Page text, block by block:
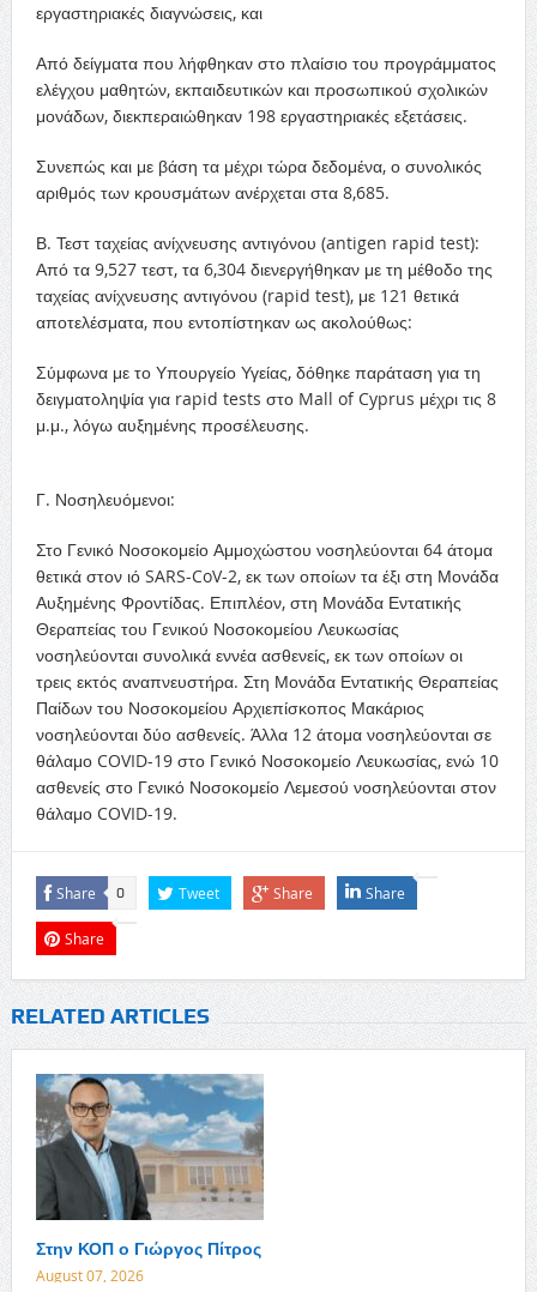
εργαστηριακές διαγνώσεις, και
Από δείγματα που λήφθηκαν στο πλαίσιο του προγράμματος
ελέγχου μαθητών, εκπαιδευτικών και προσωπικού σχολικών
μονάδων, διεκπεραιώθηκαν 198 εργαστηριακές εξετάσεις.
Συνεπώς και με βάση τα μέχρι τώρα δεδομένα, ο συνολικός
αριθμός των κρουσμάτων ανέρχεται στα 8,685.
Β. Τεστ ταχείας ανίχνευσης αντιγόνου (antigen rapid test):
Από τα 9,527 τεστ, τα 6,304 διενεργήθηκαν με τη μέθοδο της
ταχείας ανίχνευσης αντιγόνου (rapid test), με 121 θετικά
αποτελέσματα, που εντοπίστηκαν ως ακολούθως:
Σύμφωνα με το Υπουργείο Υγείας, δόθηκε παράταση για τη
δειγματοληψία για rapid tests στο Mall of Cyprus μέχρι τις 8
μ.μ., λόγω αυξημένης προσέλευσης.
Γ. Νοσηλευόμενοι:
Στο Γενικό Νοσοκομείο Αμμοχώστου νοσηλεύονται 64 άτομα
θετικά στον ιό SARS-CoV-2, εκ των οποίων τα έξι στη Μονάδα
Αυξημένης Φροντίδας. Επιπλέον, στη Μονάδα Εντατικής
Θεραπείας του Γενικού Νοσοκομείου Λευκωσίας
νοσηλεύονται συνολικά εννέα ασθενείς, εκ των οποίων οι
τρεις εκτός αναπνευστήρα. Στη Μονάδα Εντατικής Θεραπείας
Παίδων του Νοσοκομείου Αρχιεπίσκοπος Μακάριος
νοσηλεύονται δύο ασθενείς. Άλλα 12 άτομα νοσηλεύονται σε
θάλαμο COVID-19 στο Γενικό Νοσοκομείο Λευκωσίας, ενώ 10
ασθενείς στο Γενικό Νοσοκομείο Λεμεσού νοσηλεύονται στον
θάλαμο COVID-19.
Share 0 Tweet Share Share
Share
RELATED ARTICLES
Στην ΚΟΠ ο Γιώργος Πίτρος
August 07, 2026